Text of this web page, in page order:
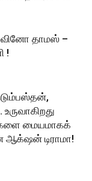
தாமஸ் –
!
மையமாகக்
டிராமா!